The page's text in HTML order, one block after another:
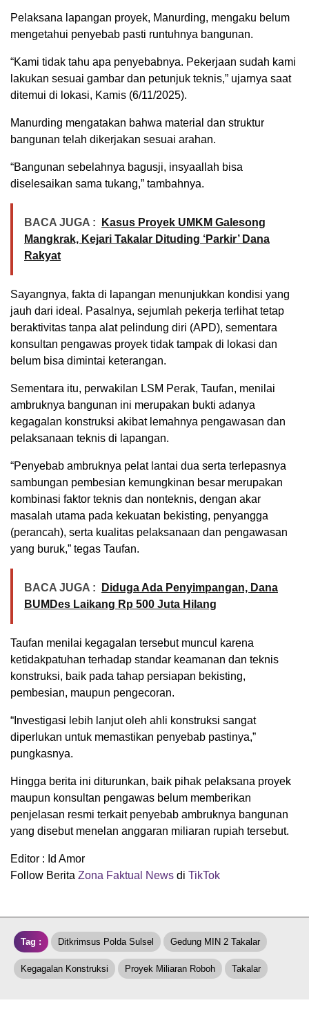
Pelaksana lapangan proyek, Manurding, mengaku belum
mengetahui penyebab pasti runtuhnya bangunan.
“Kami tidak tahu apa penyebabnya. Pekerjaan sudah kami
lakukan sesuai gambar dan petunjuk teknis,” ujarnya saat
ditemui di lokasi, Kamis (6/11/2025).
Manurding mengatakan bahwa material dan struktur
bangunan telah dikerjakan sesuai arahan.
“Bangunan sebelahnya bagusji, insyaallah bisa
diselesaikan sama tukang,” tambahnya.
BACA JUGA :
Kasus Proyek UMKM Galesong
Mangkrak, Kejari Takalar Dituding ‘Parkir’ Dana
Rakyat
Sayangnya, fakta di lapangan menunjukkan kondisi yang
jauh dari ideal. Pasalnya, sejumlah pekerja terlihat tetap
beraktivitas tanpa alat pelindung diri (APD), sementara
konsultan pengawas proyek tidak tampak di lokasi dan
belum bisa dimintai keterangan.
Sementara itu, perwakilan LSM Perak, Taufan, menilai
ambruknya bangunan ini merupakan bukti adanya
kegagalan konstruksi akibat lemahnya pengawasan dan
pelaksanaan teknis di lapangan.
“Penyebab ambruknya pelat lantai dua serta terlepasnya
sambungan pembesian kemungkinan besar merupakan
kombinasi faktor teknis dan nonteknis, dengan akar
masalah utama pada kekuatan bekisting, penyangga
(perancah), serta kualitas pelaksanaan dan pengawasan
yang buruk,” tegas Taufan.
BACA JUGA :
Diduga Ada Penyimpangan, Dana
BUMDes Laikang Rp 500 Juta Hilang
Taufan menilai kegagalan tersebut muncul karena
ketidakpatuhan terhadap standar keamanan dan teknis
konstruksi, baik pada tahap persiapan bekisting,
pembesian, maupun pengecoran.
“Investigasi lebih lanjut oleh ahli konstruksi sangat
diperlukan untuk memastikan penyebab pastinya,”
pungkasnya.
Hingga berita ini diturunkan, baik pihak pelaksana proyek
maupun konsultan pengawas belum memberikan
penjelasan resmi terkait penyebab ambruknya bangunan
yang disebut menelan anggaran miliaran rupiah tersebut.
Editor : Id Amor
Follow Berita Zona Faktual News di TikTok
Tag : Ditkrimsus Polda Sulsel Gedung MIN 2 Takalar
Kegagalan Konstruksi Proyek Miliaran Roboh Takalar